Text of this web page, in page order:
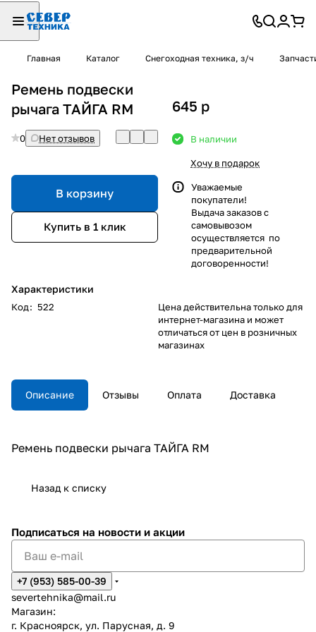
Главная Каталог Снегоходная техника, з/ч
Ремень подвески
рычага ТАЙГА RM
0 Нет отзывов
В корзину
Купить в 1 клик
Характеристики
Код: 522
645 p
В наличии
Хочу в подарок
Уважаемые
покупатели!
Выдача заказов с
самовывозом
осуществляется по
предварительной
договоренности!
Цена действительна только для
интернет-магазина и может
отличаться от цен в розничных
магазинах
Описание Отзывы Оплата Доставка
Ремень подвески рычага ТАЙГА RM
Назад к списку
Подписаться на новости и акции
+7 (953) 585-00-39
severtehnika@mail.ru
Магазин:
г. Красноярск, ул. Парусная, д. 9